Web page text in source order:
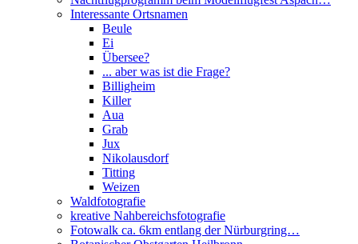
Interessante Ortsnamen
Beule
Ei
Übersee?
... aber was ist die Frage?
Billigheim
Killer
Aua
Grab
Jux
Nikolausdorf
Titting
Weizen
Waldfotografie
kreative Nahbereichsfotografie
Fotowalk ca. 6km entlang der Nürburgring…